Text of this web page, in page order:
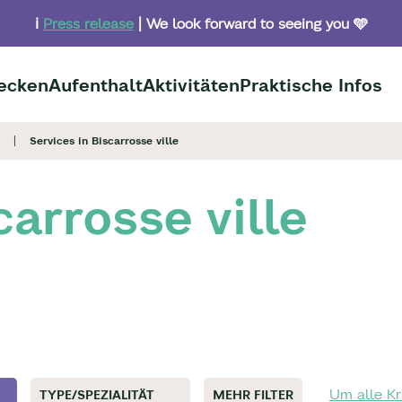
ℹ️ Press release| We look forward to seeing you 🩵
AufenthaltAktivitätenPraktische Infos
Services in Biscarrosse ville
ville
TYPE/SPEZIALITÄT MEHR FILTER Um alle